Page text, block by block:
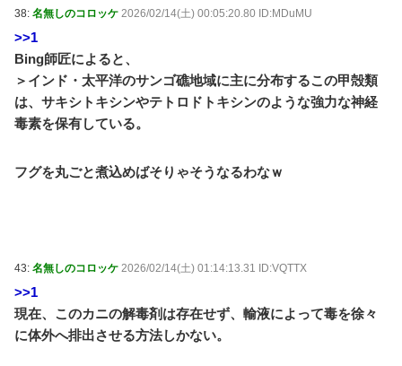
老人は宇宙世紀(？)を振り返るようです【機動戦士ガ
ンダム】 第22話 OS周りの話ばかりしてたんで違う系統
の話をします / おまとめアンテナ
【Xの車窓から】オービスかと思ったら野生の炊飯器
で草 ほか / おまとめアンテナ NEW! (8/6 05:04)
【R-18(G)／安価・あんこ】君は名なき声を叶えるよ
うです。【オリ世界ポケスレ】 第１５話 / おまとめア
Powered by livedoor 相互RSS
38: 名無しのコロッケ 2026/02/14(土) 00:05:20.80 ID:MDuMU
>>1
Bing師匠によると、
＞インド・太平洋のサンゴ礁地域に主に分布するこの甲殻類
は、サキシトキシンやテトロドトキシンのような強力な神経
毒素を保有している。
フグを丸ごと煮込めばそりゃそうなるわなｗ
43: 名無しのコロッケ 2026/02/14(土) 01:14:13.31 ID:VQTTX
>>1
現在、このカニの解毒剤は存在せず、輸液によって毒を徐々
に体外へ排出させる方法しかない。